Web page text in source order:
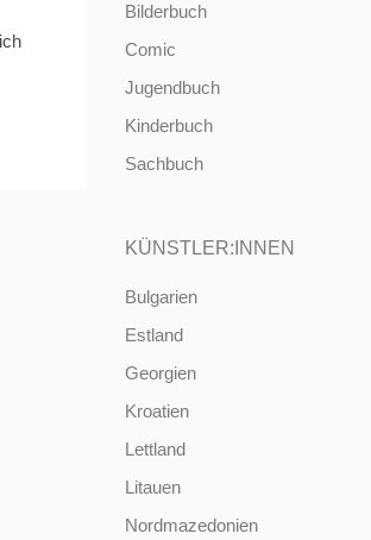
Bilderbuch
Comic
Jugendbuch
Kinderbuch
Sachbuch
KÜNSTLER:INNEN
Bulgarien
Estland
Georgien
Kroatien
Lettland
Litauen
Nordmazedonien